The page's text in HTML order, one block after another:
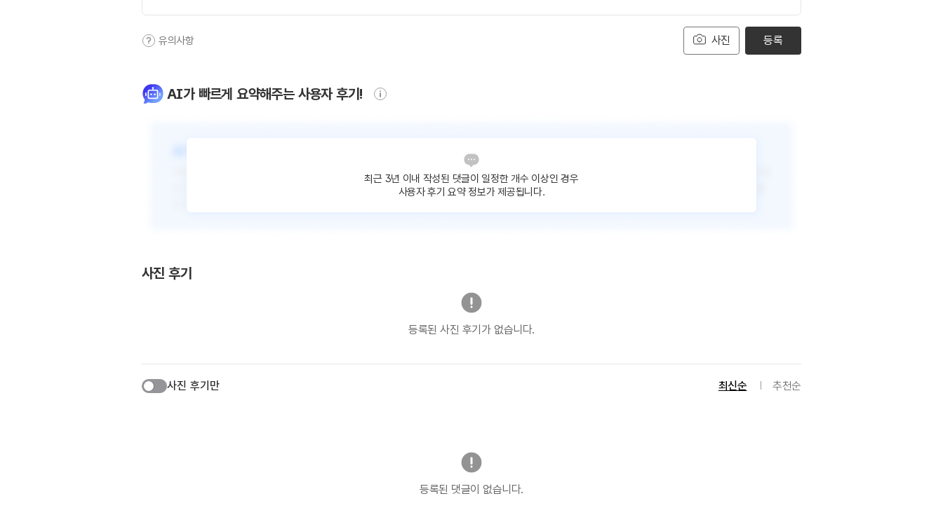
사진
유의사항 등록
AI가 빠르게 요약해주는 사용자 후기!
최근 3년 이내 작성된 댓글이 일정한 개수 이상인 경우
사용자 후기 요약 정보가 제공됩니다.
사진 후기
등록된 사진 후기가 없습니다.
사진 후기만 최신순 추천순
등록된 댓글이 없습니다.